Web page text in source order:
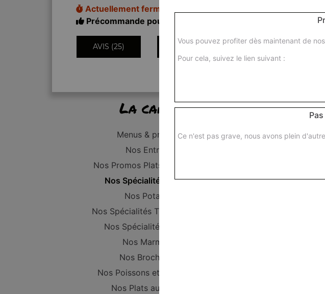
Actuellement fermé
Précommande pour 18h20
AVIS (25) INFORMATIONS
La carte
Menus & promos
Nos Entrées
Nos Promos Plats Composer
Nos Spécialités vapeur
Nos Potages
Nos Spécialités Thaïlandaises
Nos Spécialités Maison
Nos Marmites
Nos Brochettes
Nos Poissons et Crustacés
Nos Plats au Poulet
Vous pouvez profiter dès maintenant de
Pour cela, suivez le lien suivant :
Ce n'est pas grave, nous avons plein